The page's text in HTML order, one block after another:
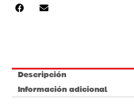
cantidad
Descripción
Información adicional